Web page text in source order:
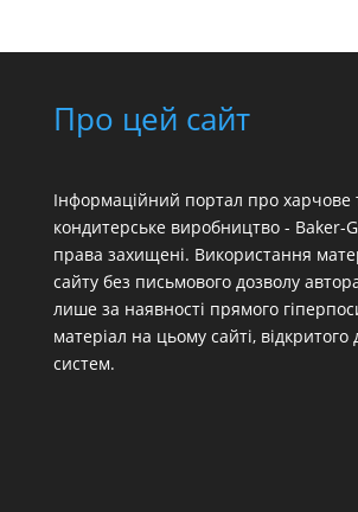
Про цей сайт
Інформаційний портал про харчове
кондитерське виробництво - Baker-
права захищені. Використання
сайту без письмового дозволу
лише за наявності прямого
матеріал на цьому сайті,
систем.